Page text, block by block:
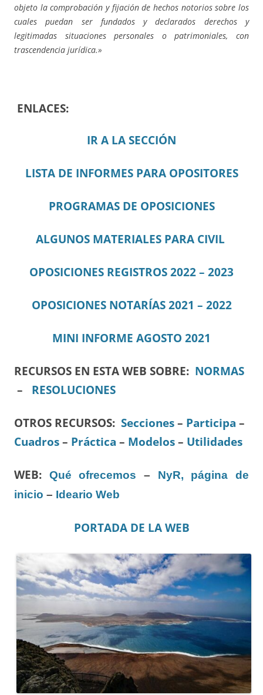
objeto la comprobación y fijación de hechos notorios sobre los
cuales puedan ser fundados y declarados derechos y
legitimadas situaciones personales o patrimoniales, con
trascendencia jurídica.»
ENLACES:
IR A LA SECCIÓN
LISTA DE INFORMES PARA OPOSITORES
PROGRAMAS DE OPOSICIONES
ALGUNOS MATERIALES PARA CIVIL
OPOSICIONES REGISTROS 2022 – 2023
OPOSICIONES NOTARÍAS 2021 – 2022
MINI INFORME AGOSTO 2021
RECURSOS EN ESTA WEB SOBRE: NORMAS
– RESOLUCIONES
OTROS RECURSOS: Secciones – Participa –
Cuadros – Práctica – Modelos – Utilidades
WEB: Qué ofrecemos – NyR, página de
inicio – Ideario Web
PORTADA DE LA WEB